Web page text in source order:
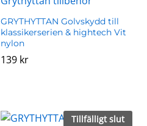
GRYTHYTTAN Golvskydd till
klassikerserien & hightech Vit
nylon
139 kr
139 kr
Tillfälligt slut